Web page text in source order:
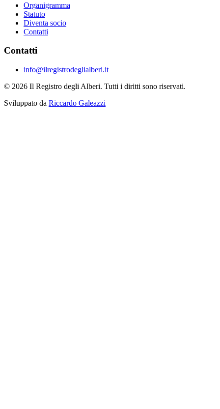
Organigramma
Statuto
Diventa socio
Contatti
Contatti
info@ilregistrodeglialberi.it
© 2026 Il Registro degli Alberi. Tutti i diritti sono riservati.
Sviluppato da Riccardo Galeazzi